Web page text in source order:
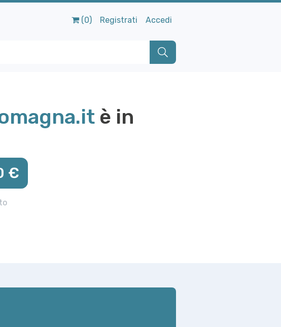
(0) Registrati Accedi
è in
€